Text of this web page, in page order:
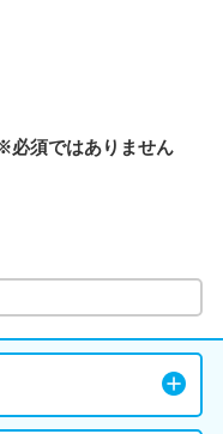
必須ではありません